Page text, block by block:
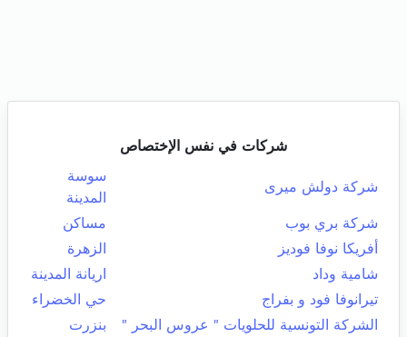
شركات في نفس الإختصاص
شركة دولش ميرى
سوسة
المدينة
شركة بري بوب
مساكن
أفريكا نوفا فوديز
الزهرة
شامية وداد
اريانة المدينة
تيرانوفا فود و بفراج
حي الخضراء
الشركة التونسية للحلويات " عروس البحر "
بنزرت